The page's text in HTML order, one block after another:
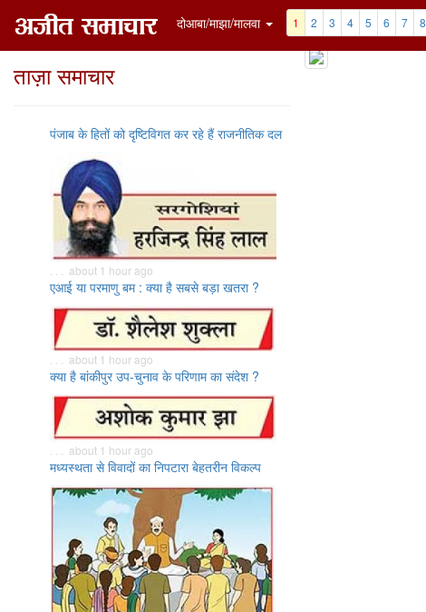
दोआबा/माझा/मालवा 1 2 3 4 5 6 7 8
ताज़ा समाचार
पंजाब के हितों को दृष्टिविगत कर रहे हैं राजनीतिक दल
. . . about 1 hour ago
एआई या परमाणु बम : क्या है सबसे बड़ा खतरा ?
. . . about 1 hour ago
क्या है बांकीपुर उप-चुनाव के परिणाम का संदेश ?
. . . about 1 hour ago
मध्यस्थता से विवादों का निपटारा बेहतरीन विकल्प